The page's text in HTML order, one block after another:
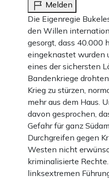
Melden
Die Eigenregie
den Willen
gesorgt, dass 40.000
eingeknastet wurden
eines der sichersten
Bandenkriege
Krieg zu stürzen,
mehr aus dem Haus.
davon gesprochen,
Gefahr für ganz
Durchgreifen gegen
Westen nicht
kriminalisierte
linksextremen